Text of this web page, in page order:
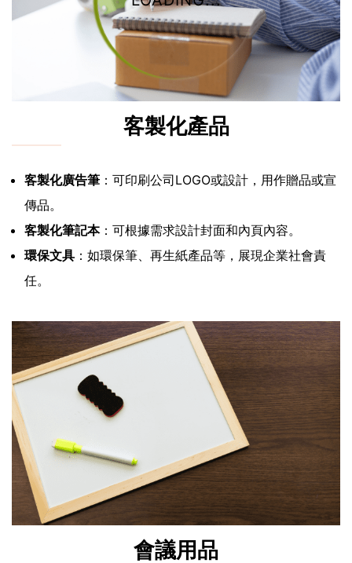
客製化產品
客製化廣告筆 ：可印刷公司LOGO或設計，用作贈品或宣
傳品。
客製化筆記本：可根據需求設計封面和內頁內容。
環保文具 ：如環保筆、再生紙產品等，展現企業社會責
任。
會議用品